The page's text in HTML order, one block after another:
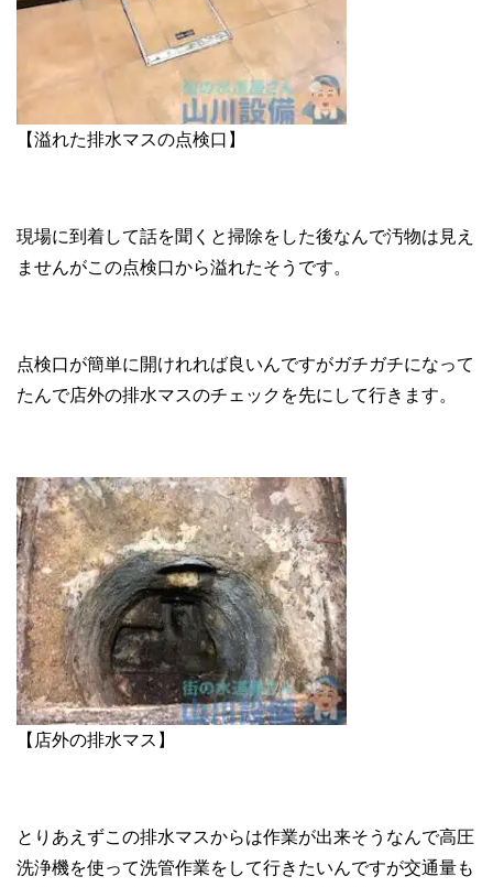
【溢れた排水マスの点検口】
現場に到着して話を聞くと掃除をした後なんで汚物は見え
ませんがこの点検口から溢れたそうです。
点検口が簡単に開けれれば良いんですがガチガチになって
たんで店外の排水マスのチェックを先にして行きます。
【店外の排水マス】
とりあえずこの排水マスからは作業が出来そうなんで高圧
洗浄機を使って洗管作業をして行きたいんですが交通量も